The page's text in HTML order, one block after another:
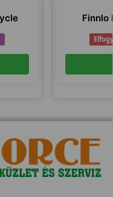
Finnlo